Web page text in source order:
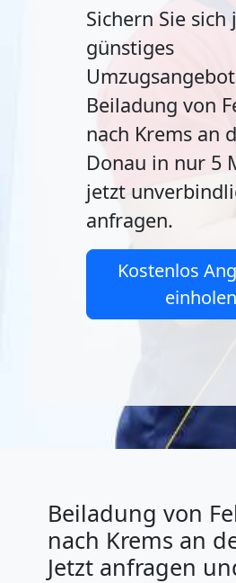
Sichern Sie
günstiges
Beiladung von
nach Krems an
Donau in nur 5
jetzt
anfragen.
Kostenlos
einholen
Beiladung von
nach Krems an
Jetzt anfragen